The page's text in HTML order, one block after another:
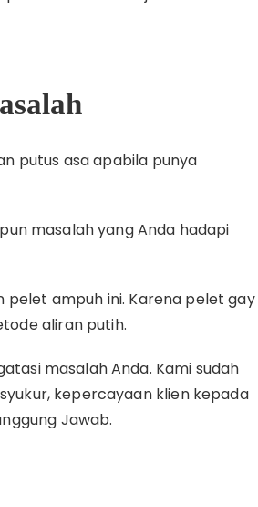
putus asa apabila punya
masalah yang Anda hadapi
ampuh ini. Karena pelet gay
aliran putih.
masalah Anda. Kami sudah
kepercayaan klien kepada
Jawab.